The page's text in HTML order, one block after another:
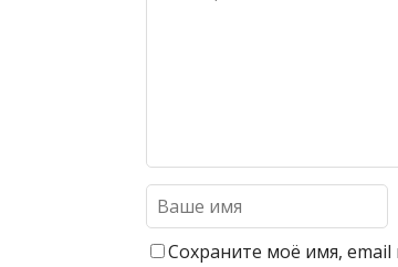
Сохраните моё имя, email